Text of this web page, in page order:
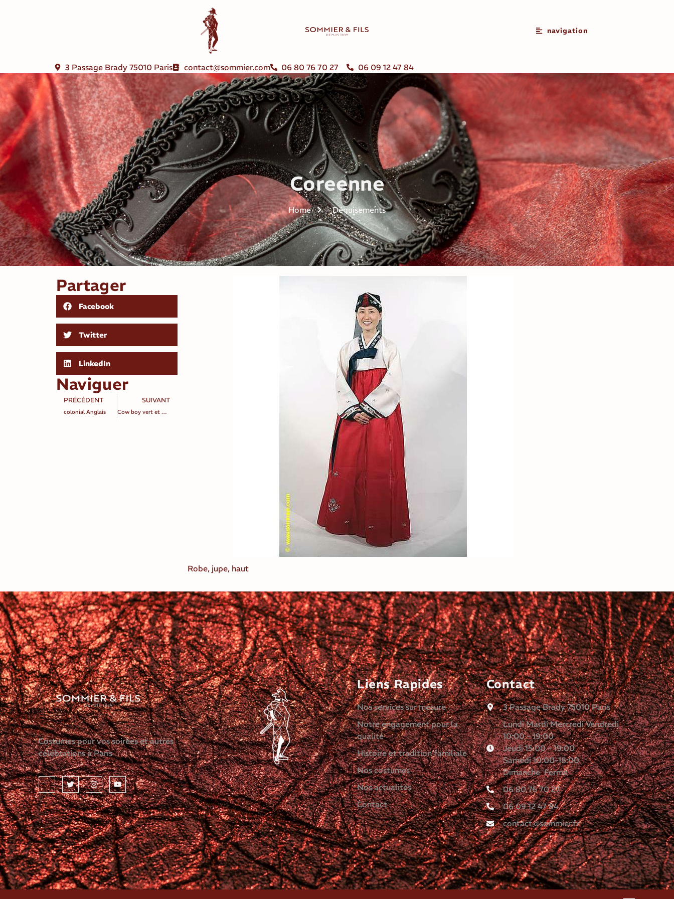
navigation
3 Passage Brady 75010 Paris contact@sommier.com 06 80 76 70 27 06 09 12 47 84
Coreenne
Home Déguisements
Partager
Facebook
Twitter
LinkedIn
Naviguer
PRÉCÉDENT
colonial Anglais
SUIVANT
Cow boy vert et marron
Robe, jupe, haut
Costumes pour vos soirées et autres
célébrations à Paris
Liens Rapides
Nos services sur mesure
Notre engagement pour la
qualité
Histoire et tradition familiale
Nos costumes
Nos actualités
Contact
Contact
3 Passage Brady 75010 Paris
Lundi Mardi Mercredi Vendredi
10:00 - 19:00
Jeudi 15:00 - 19:00
Samedi 10:00-18:00
Dimanche Fermé
06 80 76 70 27
06 09 12 47 84
contact@sommier.fr